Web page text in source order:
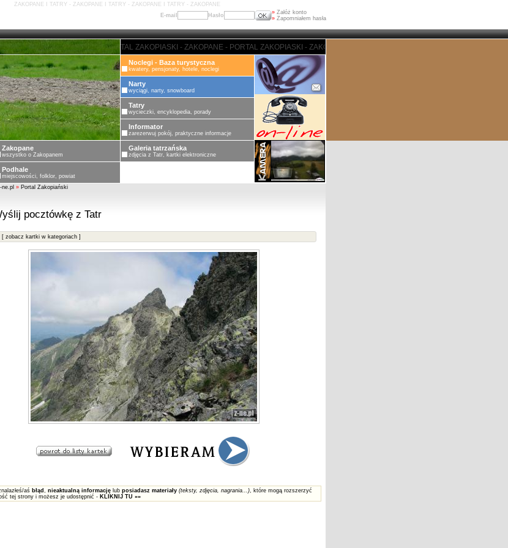
ZAKOPANE I TATRY - ZAKOPANE I TATRY - ZAKOPANE I TATRY - ZAKOPANE
E-mail
Hasło » Załóż konto
» Zapomniałem hasła
- ZAKOPANE - PORTAL ZAKOPIASKI - ZAKOPANE - PORTAL ZAKOPIASKI - ZAKOPANE
Noclegi - Baza turystyczna
kwatery, pensjonaty, hotele, noclegi
Narty
wyciągi, narty, snowboard
Tatry
wycieczki, encyklopedia, porady
Informator
zarezerwuj pokój, praktyczne informacje
Zakopane
wszystko o Zakopanem
Galeria tatrzańska
zdjęcia z Tatr, kartki elektroniczne
Podhale
miejscowości, folklor, powiat
ne.pl » Portal Zakopiański
pocztówkę z Tatr
[ zobacz kartki w kategoriach ]
aś błąd , nieaktualną informacjęlub posiadasz materiały (teksty, zdjęcia, nagrania...), które mogą rozszerzyć
tej strony i możesz je udostępnić - KLIKNIJ TU »»